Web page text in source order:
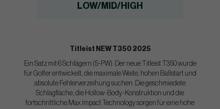
LOW/MID/HIGH
Titleist NEW T350 2025
Ein Satz mit 6 Schlägern (5-PW). Der neue Titleist T350 wurde
für Golfer entwickelt, die maximale Weite, hohen Ballstart und
absolute Fehlerverzeihung suchen. Die geschmiedete
Schlagfläche, die Hollow-Body-Konstruktion und die
fortschrittliche Max Impact Technology sorgen für eine hohe